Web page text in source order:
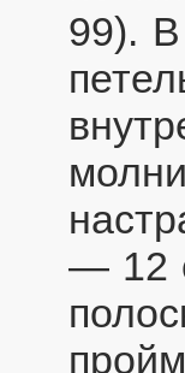
99). В
— 12